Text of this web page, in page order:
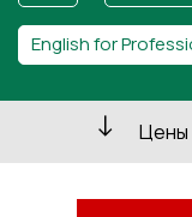
English for
Цены